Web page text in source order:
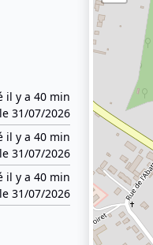
il y a 40 min
31/07/2026
il y a 40 min
31/07/2026
il y a 40 min
31/07/2026